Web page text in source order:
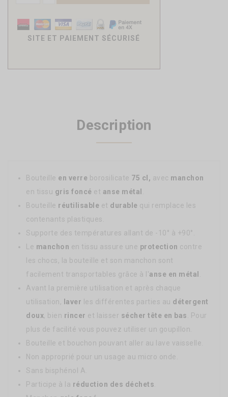
SITE ET PAIEMENT SÉCURISÉ
Description
Bouteille en verre borosilicate 75 cl, avec manchon
en tissu gris foncé et anse métal
Bouteille réutilisable et durable qui remplace les
contenants plastiques.
Supporte des températures allant de -10° à +90°.
Le manchon en tissu assure une protection contre
les chocs, la bouteille et son manchon sont
facilement transportables grâce à l'anse en métal
Avant la première utilisation et après chaque
utilisation,
laver les différentes parties au détergent
doux, bien rincer et laisser sécher tête en bas . Pour
plus de facilité vous pouvez utiliser un goupillon.
Bouteille et bouchon pouvant aller au lave vaisselle.
Non approprié pour un usage au micro onde.
Sans bisphénol A.
Participe à la réduction des déchets